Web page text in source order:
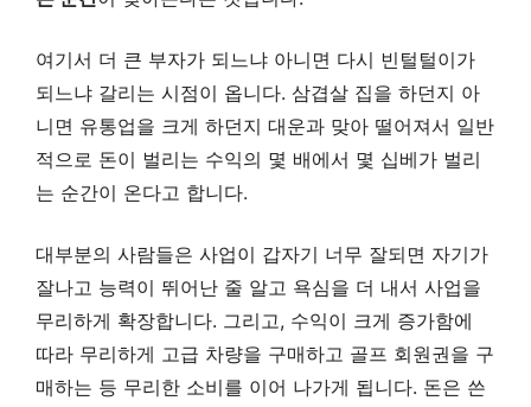
여기서 더 큰 부자가 되느냐 아니면 다시 빈털털이가
되느냐 갈리는 시점이 옵니다. 삼겹살 집을 하던지 아
니면 유통업을 크게 하던지 대운과 맞아 떨어져서 일반
적으로 돈이 벌리는 수익의 몇 배에서 몇 십베가 벌리
는 순간이 온다고 합니다.
대부분의 사람들은 사업이 갑자기 너무 잘되면 자기가
잘나고 능력이 뛰어난 줄 알고 욕심을 더 내서 사업을
무리하게 확장합니다. 그리고, 수익이 크게 증가함에
따라 무리하게 고급 차량을 구매하고 골프 회원권을 구
매하는 등 무리한 소비를 이어 나가게 됩니다. 돈은 쓴